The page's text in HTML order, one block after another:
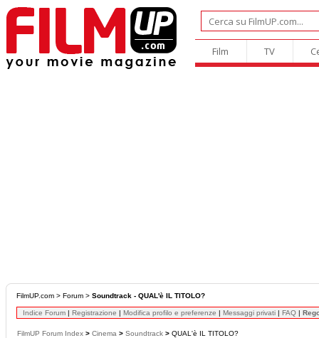
Film TV
FilmUP.com > Forum > Soundtrack - QUAL'è IL TITOLO?
Indice Forum | Registrazione | Modifica profilo e preferenze | Messaggi privati | FAQ |
FilmUP Forum Index > Cinema > Soundtrack > QUAL'è IL TITOLO?